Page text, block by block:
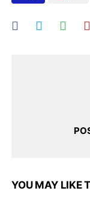
YOU MAY LIKE